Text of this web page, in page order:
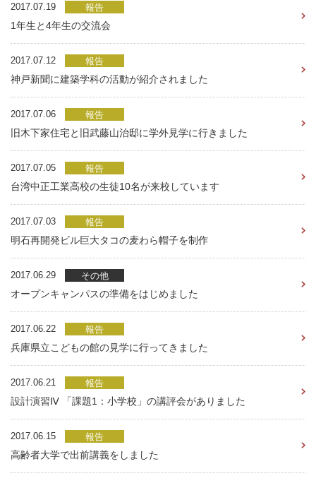
2017.07.19 報告
1年生と4年生の交流会
2017.07.12 報告
神戸新聞に建築学科の活動が紹介されました
2017.07.06 報告
旧木下家住宅と旧武藤山治邸に学外見学に行きました
2017.07.05 報告
台湾中正工業高校の生徒10名が来校しています
2017.07.03 報告
明石再開発ビル巨大タコの麦わら帽子を制作
2017.06.29 その他
オープンキャンパスの準備をはじめました
2017.06.22 報告
兵庫県立こどもの館の見学に行ってきました
2017.06.21 報告
設計演習Ⅳ 「課題1：小学校」の講評会がありました
2017.06.15 報告
高齢者大学で出前講義をしました